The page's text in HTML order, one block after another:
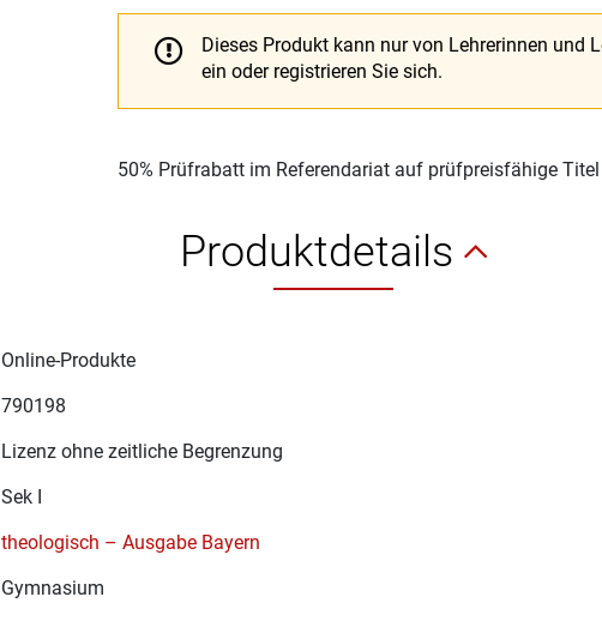
Dieses Produkt kann nur von Lehrerinnen und
ein oder registrieren Sie sich.
50% Prüfrabatt im Referendariat auf prüfpreisfähige
Produktdetails
Online-Produkte
790198
Lizenz ohne zeitliche Begrenzung
Sek I
theologisch – Ausgabe Bayern
Gymnasium